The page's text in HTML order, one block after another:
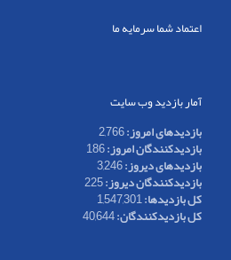
اعتماد شما سرمایه ما
آمار بازدید وب سایت
بازدیدهای امروز:2,766
بازدیدکنندگان امروز:186
بازدیدهای دیروز:3,246
بازدیدکنندگان دیروز:225
کل بازدیدها:1,547,301
کل بازدیدکنند‌گان:40,644